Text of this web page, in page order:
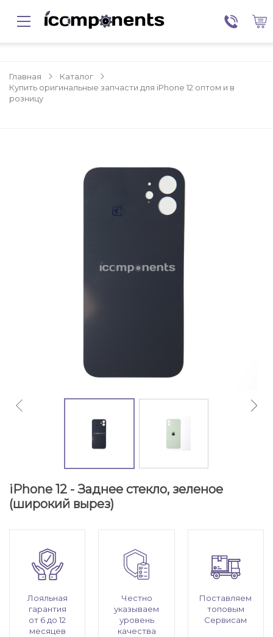
Главная
Каталог
Купить оригинальные запчасти для iPhone 12 оптом и в
розницу
iPhone 12 - Заднее стекло, зеленое
(широкий вырез)
Лояльная
гарантия
от 6 до 12
месяцев
Честно
указываем
уровень
качества
Поставляем
топовым
Сервисам